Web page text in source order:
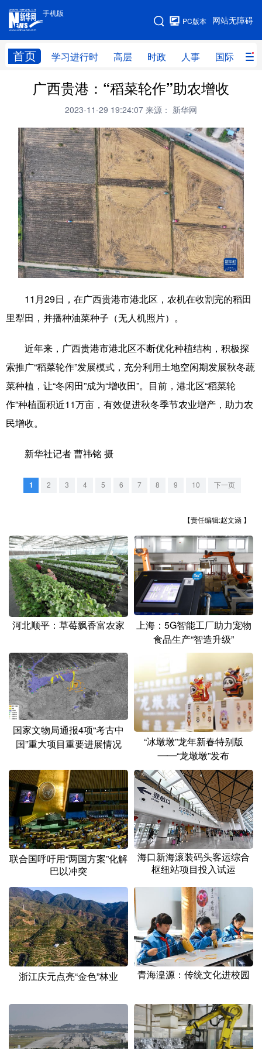
手机版
网站无障碍
PC版本
首页 学习进行时 高层 时政 人事 国际 财
手机版
网站地图
学习进行时 高层 时政 人事
财经 网评
台湾 思客智库 全球连线 教育
科技 科创 量子 体育
文化 书画 健康 军事
访谈 视频 图片 政务
法律 中央文件 金融 汽车
食品 人居 信息化 数字经济
文化产业
地方频道
北京 天津
辽宁
湖南
广东 广西 海南 重庆
四川 贵州 西藏
陕西 甘肃 青海 宁夏
新疆 内蒙古 黑龙江
多语种频道
English Español Français عربى
Русский язык 日本語 한국어
Deutsch Português
广西贵港：“稻菜轮作”助农增收
2023-11-29 19:24:07 来源： 新华网
11月29日，在广西贵港市港北区，农机在收割完的稻田
里犁田，并播种油菜种子（无人机照片）。
近年来，广西贵港市港北区不断优化种植结构，积极探
索推广“稻菜轮作”发展模式，充分利用土地空闲期发展秋冬蔬
菜种植，让“冬闲田”成为“增收田”。目前，港北区“稻菜轮
作”种植面积近11万亩，有效促进秋冬季节农业增产，助力农
民增收。
新华社记者 曹祎铭 摄
1 2 3 4 5 6 7 8 9 10 下一页
【责任编辑:赵文涵 】
河北顺平：草莓飘香富农家
上海：5G智能工厂助力宠物
食品生产“智造升级”
国家文物局通报4项“考古中
国”重大项目重要进展情况
“冰墩墩”龙年新春特别版
——“龙墩墩”发布
联合国呼吁用“两国方案”化解
巴以冲突
海口新海滚装码头客运综合
枢纽站项目投入试运
浙江庆元点亮“金色”林业 青海湟源：传统文化进校园